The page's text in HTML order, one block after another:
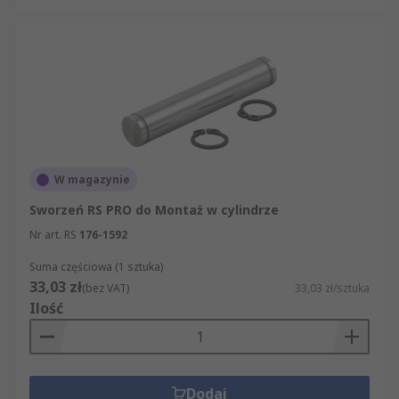
produkcyjnych i pakujących, przez robotykę, po
systemy transportu i montażu. Przykładowo,
przeguby kulowe często stosuje się w
mechanizmach, gdzie tłoczysko musi pracować
pod zmiennym kątem (np. przy napędzaniu
ramion maszyn). Z kolei precyzyjne czujniki
położenia są niezastąpione w aplikacjach
wymagających dokładnej kontroli położenia tłoka
(np. w automatycznych siłownikach dozujących
kluczowy jest prawidłowy dobór akcesoriów do
konkretnego modelu siłownika oraz warunków
pracy. Każdy element powinien odpowiadać
parametrom siłownika (takim jak średnica, skok,
odpornych na dane środowisko pracy
W magazynie
Sworzeń RS PRO do Montaż w cylindrze
Nr art. RS 176-1592
Suma częściowa (1 sztuka)
33,03 zł(bez VAT) 33,03 zł/sztuka
Ilość
Dodaj